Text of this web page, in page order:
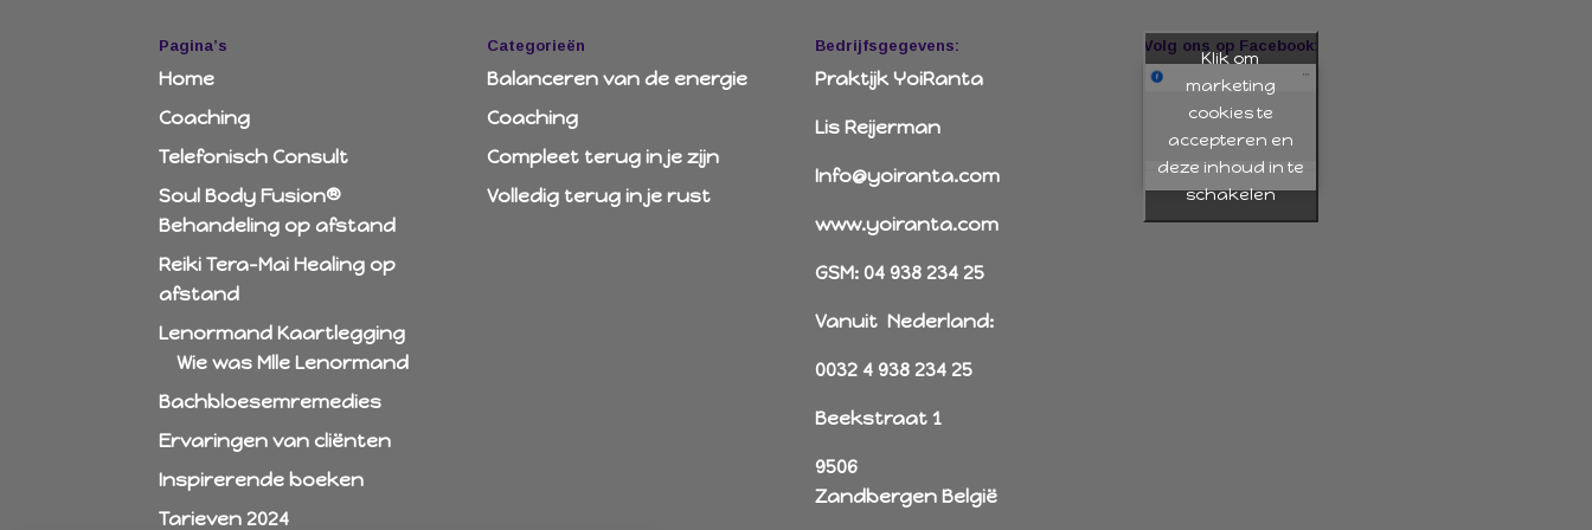
Pagina’s
Home
Coaching
Telefonisch Consult
Soul Body Fusion®
Behandeling op afstand
Reiki Tera-Mai Healing op
afstand
Lenormand Kaartlegging
Wie was Mlle Lenormand
Bachbloesemremedies
Ervaringen van cliënten
Inspirerende boeken
Tarieven 2024
Categorieën
Balanceren van de energie
Coaching
Compleet terug in je zijn
Volledig terug in je rust
Bedrijfsgegevens:
Praktijk YoiRanta
Lis Reijerman
Info@yoiranta.com
www.yoiranta.com
GSM: 04 938 234 25
Vanuit Nederland:
0032 4 938 234 25
Beekstraat 1
9506
Zandbergen België
Volg ons op Facebook:
Klik om
marketing
cookies te
accepteren en
deze inhoud in te
schakelen